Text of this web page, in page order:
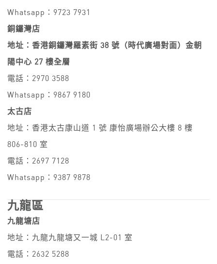
Whatsapp：9723 7931
銅鑼灣店
地址：香港銅鑼灣羅素街 38 號（時代廣場對面）金朝
陽中心 27 樓全層
電話：2970 3588
Whatsapp：9867 9180
太古店
地址：香港太古康山道 1 號 康怡廣場辦公大樓 8 樓
806-810 室
電話：2697 7128
Whatsapp：9387 9878
九龍區
九龍塘店
地址：九龍九龍塘又一城 L2-01 室
電話：2632 5288